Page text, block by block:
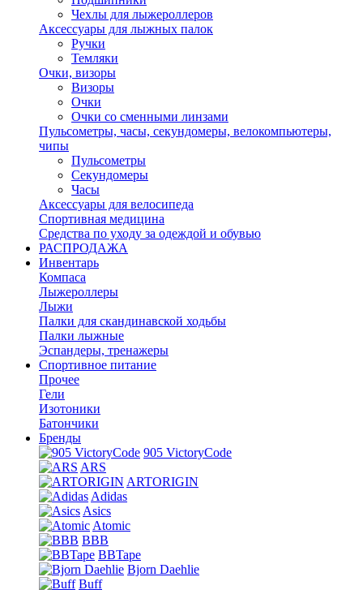
Чехлы для лыжероллеров
Аксессуары для лыжных палок
Ручки
Темляки
Очки, визоры
Визоры
Очки
Очки со сменными линзами
Пульсометры, часы, секундомеры, велокомпьютеры,
чипы
Пульсометры
Секундомеры
Часы
Аксессуары для велосипеда
Спортивная медицина
Средства по уходу за одеждой и обувью
РАСПРОДАЖА
Инвентарь
Компаса
Лыжероллеры
Лыжи
Палки для скандинавской ходьбы
Палки лыжные
Эспандеры, тренажеры
Спортивное питание
Прочее
Гели
Изотоники
Батончики
Бренды
905 VictoryCode
ARS
ARTORIGIN
Adidas
Asics
Atomic
BBB
BBTape
Bjorn Daehlie
Buff